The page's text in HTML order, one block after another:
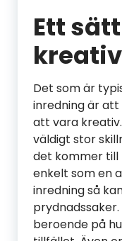
Ett
kreativ
Det som är
inredning är
att vara
väldigt stor
det kommer till
enkelt som en
inredning så
beroende på